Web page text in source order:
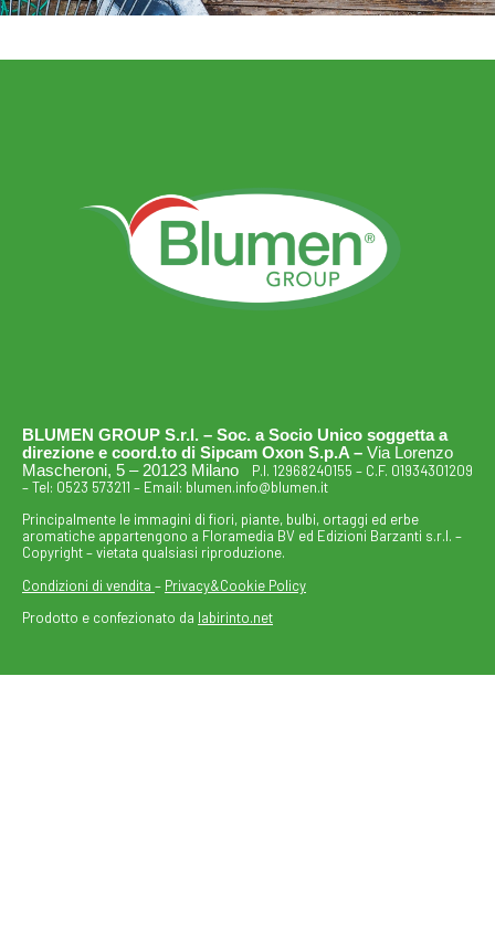
BLUMEN GROUP S.r.l. – Soc. a Socio Unico soggetta a
direzione e coord.to di Sipcam Oxon S.p.A – Via Lorenzo
Mascheroni, 5 – 20123 Milano P.I. 12968240155 – C.F. 01934301209
– Tel: 0523 573211 – Email: blumen.info@blumen.it
Principalmente le immagini di fiori, piante, bulbi, ortaggi ed erbe
aromatiche appartengono a Floramedia BV ed Edizioni Barzanti s.r.l. –
Copyright – vietata qualsiasi riproduzione.
Condizioni di vendita – Privacy&Cookie Policy
Prodotto e confezionato da labirinto.net